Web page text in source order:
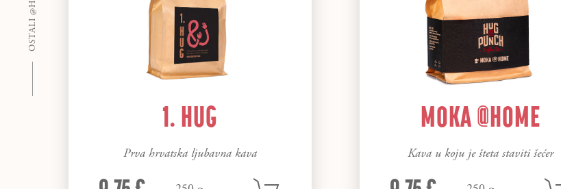
1. HUG
Prva hrvatska ljubavna kava
MOKA @HOME
Kava u koju je šteta staviti šećer